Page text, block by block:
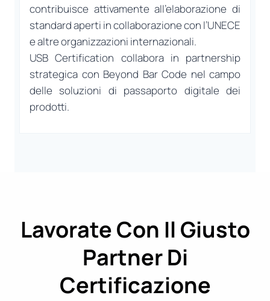
contribuisce attivamente all’elaborazione di
standard aperti in collaborazione con l’UNECE
e altre organizzazioni internazionali.
USB Certification collabora in partnership
strategica con Beyond Bar Code nel campo
delle soluzioni di passaporto digitale dei
prodotti.
Lavorate Con Il Giusto
Partner Di
Certificazione